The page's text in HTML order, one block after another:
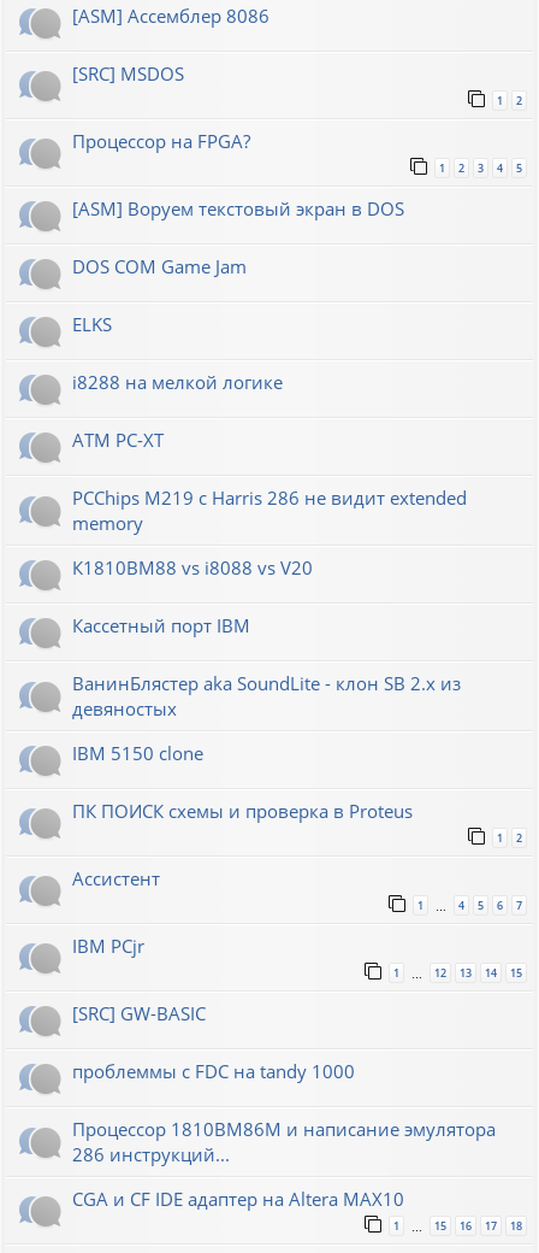
[ASM] Ассемблер 8086
[SRC] MSDOS
1 2
Процессор на FPGA?
1 2 3 4 5
[ASM] Воруем текстовый экран в DOS
DOS COM Game Jam
ELKS
i8288 на мелкой логике
ATM PC-XT
PCChips M219 с Harris 286 не видит extended
memory
К1810ВМ88 vs i8088 vs V20
Кассетный порт IBM
ВанинБлястер aka SoundLite - клон SB 2.x из
девяностых
IBM 5150 clone
ПК ПОИСК схемы и проверка в Proteus
1 2
Ассистент
1 … 4 5 6 7
IBM PCjr
1 … 12 13 14 15
[SRC] GW-BASIC
проблеммы с FDC на tandy 1000
Процессор 1810ВМ86М и написание эмулятора
286 инструкций...
CGA и CF IDE адаптер на Altera MAX10
1 … 15 16 17 18